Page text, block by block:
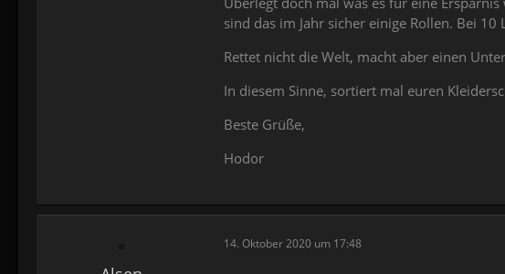
sind das im Jahr sicher einige Rollen. Bei
Rettet nicht die Welt, macht aber einen
In diesem Sinne, sortiert mal euren
Beste Grüße,
Hodor
14. Oktober 2020 um 17:48